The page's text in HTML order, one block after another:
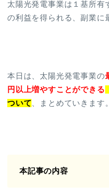
太陽光発電事業は１基所
の利益を得られる、副業に
本日は、太陽光発電事業の
円以上増やすことができる
ついて 、まとめていきます。
本記事の内容